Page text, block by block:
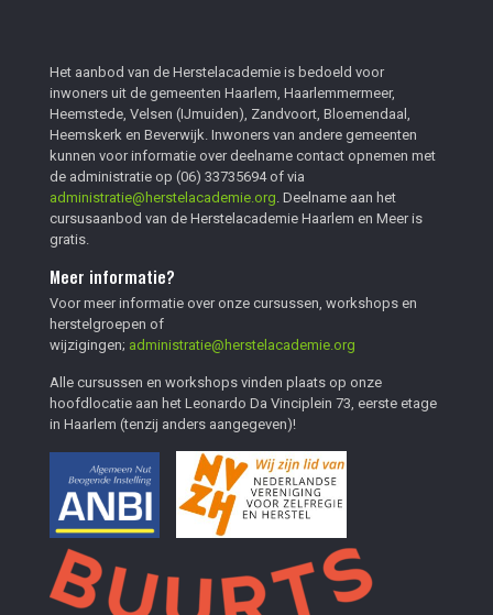
Het aanbod van de Herstelacademie is bedoeld voor
inwoners uit de gemeenten Haarlem, Haarlemmermeer,
Heemstede, Velsen (IJmuiden), Zandvoort, Bloemendaal,
Heemskerk en Beverwijk. Inwoners van andere gemeenten
kunnen voor informatie over deelname contact opnemen met
de administratie op (06) 33735694of via
administratie@herstelacademie.org. Deelname aan het
cursusaanbod van de Herstelacademie Haarlem en Meer is
gratis.
Meer informatie?
Voor meer informatie over onze cursussen, workshops en
herstelgroepen of
wijzigingen; administratie@herstelacademie.org
Alle cursussen en workshops vinden plaats op onze
hoofdlocatie aan het Leonardo Da Vinciplein 73, eerste etage
in Haarlem (tenzij anders aangegeven)!